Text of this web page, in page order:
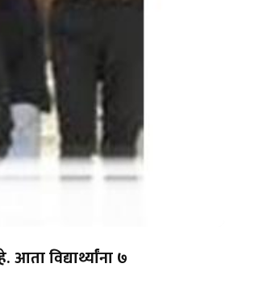
विद्यार्थ्यांना ७